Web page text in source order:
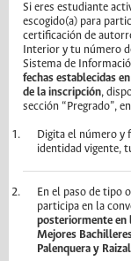
Si eres estudiante
escogido(a) para
certificación de
Interior y tu número
Sistema de
fechas establecidas
de la inscripción,
sección “Pregrado”,
Digita el número y
identidad vigente,
En el paso de tipo
participa en la
posteriormente en
Mejores
Palenquera y